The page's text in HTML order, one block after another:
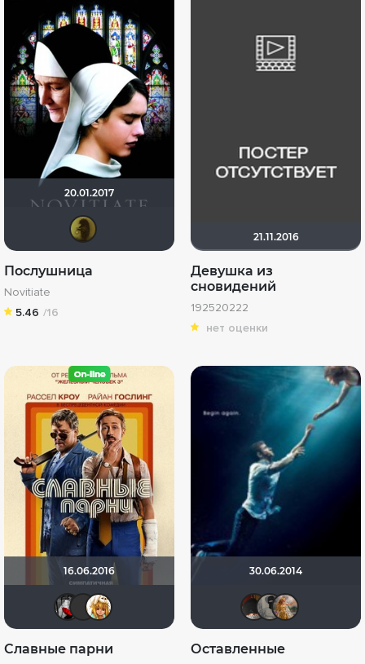
20.01.2017
Послушница
Novitiate
5.46 /16
21.11.2016
Девушка из
сновидений
192520222
нет оценки
16.06.2016
Фрэнк Пинатра
Славные парни
30.06.2014
Оставленные